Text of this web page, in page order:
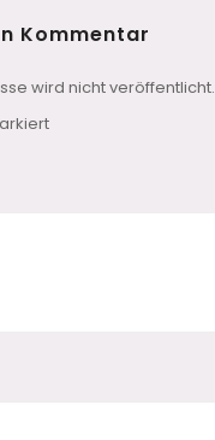
Kommentar
wird nicht veröffentlicht.